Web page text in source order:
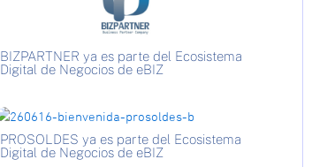
BIZPARTNER ya es parte del Ecosistema
Digital de Negocios de eBIZ
PROSOLDES ya es parte del Ecosistema
Digital de Negocios de eBIZ